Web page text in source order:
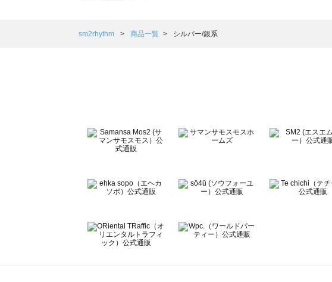
Samansa Mos2 Lagom（サマンサモスモス ラーゴム）の一覧
BETTY'S BLUE（べティーズブルー）の一覧
Wpc.（ワールドパーティー）の一覧
sm2rhythm 商品一覧 シルバー/銀系